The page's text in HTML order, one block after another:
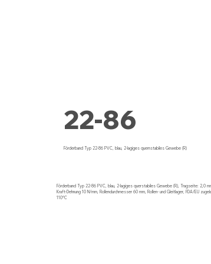
22-86
Förderband Typ 22-86 PVC, blau, 2-lagiges quernstabiles Gewebe (R)
Förderband Typ 22-86 PVC, blau, 2-lagiges querstabiles Gewebe (R), Tragseite: 2,0
Kraft-Dehnung 10 N/mm, Rollendurchmesser 60 mm, Rollen- und Gleitlager, FDA/EU
110°C